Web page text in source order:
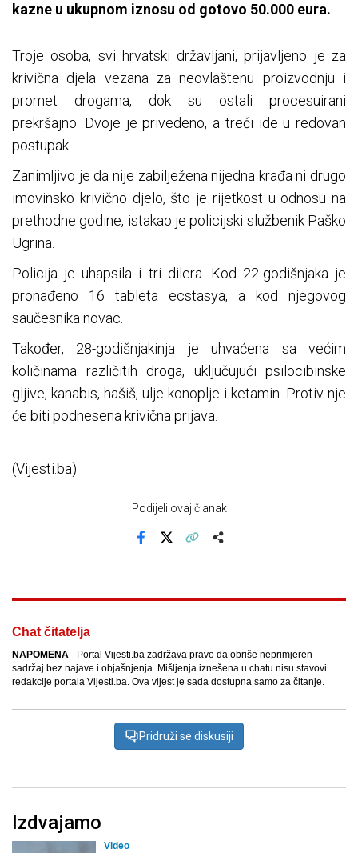
kazne u ukupnom iznosu od gotovo 50.000 eura.
Troje osoba, svi hrvatski državljani, prijavljeno je za
krivična djela vezana za neovlaštenu proizvodnju i
promet drogama, dok su ostali procesuirani
prekršajno. Dvoje je privedeno, a treći ide u redovan
postupak.
Zanimljivo je da nije zabilježena nijedna krađa ni drugo
imovinsko krivično djelo, što je rijetkost u odnosu na
prethodne godine, istakao je policijski službenik Paško
Ugrina.
Policija je uhapsila i tri dilera. Kod 22-godišnjaka je
pronađeno 16 tableta ecstasya, a kod njegovog
saučesnika novac.
Također, 28-godišnjakinja je uhvaćena sa većim
količinama različitih droga, uključujući psilocibinske
gljive, kanabis, hašiš, ulje konoplje i ketamin. Protiv nje
će biti podnesena krivična prijava.
(Vijesti.ba)
Podijeli ovaj članak
Chat čitatelja
NAPOMENA - Portal Vijesti.ba zadržava pravo da obriše neprimjeren
sadržaj bez najave i objašnjenja. Mišljenja iznešena u chatu nisu stavovi
redakcije portala Vijesti.ba. Ova vijest je sada dostupna samo za čitanje.
Pridruži se diskusiji
Izdvajamo
Video